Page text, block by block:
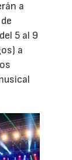
a
5 al 9
a